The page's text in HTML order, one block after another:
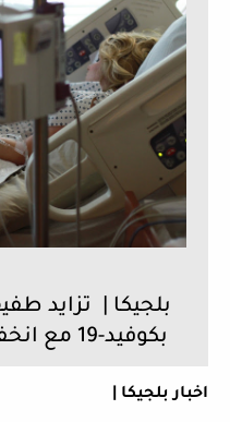
بلجيكا | تزايد
بكوفيد-19 مع انخفاض باقي المؤشرات
اخبار بلجيكا |